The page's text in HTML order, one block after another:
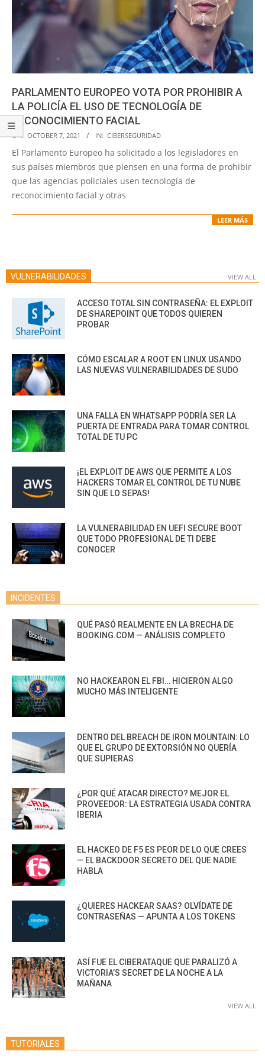
PARLAMENTO EUROPEO VOTA POR PROHIBIR A
LA POLICÍA EL USO DE TECNOLOGÍA DE
RECONOCIMIENTO FACIAL
2021-
10-
07
ON: OCTOBER 7, 2021 IN: CIBERSEGURIDAD
El Parlamento Europeo ha solicitado a los legisladores en
sus países miembros que piensen en una forma de prohibir
que las agencias policiales usen tecnología de
reconocimiento facial y otras
LEER MÁS
VULNERABILIDADES VIEW ALL
ACCESO TOTAL SIN CONTRASEÑA: EL EXPLOIT
DE SHAREPOINT QUE TODOS QUIEREN
PROBAR
CÓMO ESCALAR A ROOT EN LINUX USANDO
LAS NUEVAS VULNERABILIDADES DE SUDO
UNA FALLA EN WHATSAPP PODRÍA SER LA
PUERTA DE ENTRADA PARA TOMAR CONTROL
TOTAL DE TU PC
¡EL EXPLOIT DE AWS QUE PERMITE A LOS
HACKERS TOMAR EL CONTROL DE TU NUBE
SIN QUE LO SEPAS!
LA VULNERABILIDAD EN UEFI SECURE BOOT
QUE TODO PROFESIONAL DE TI DEBE
CONOCER
INCIDENTES
QUÉ PASÓ REALMENTE EN LA BRECHA DE
BOOKING.COM — ANÁLISIS COMPLETO
NO HACKEARON EL FBI… HICIERON ALGO
MUCHO MÁS INTELIGENTE
DENTRO DEL BREACH DE IRON MOUNTAIN: LO
QUE EL GRUPO DE EXTORSIÓN NO QUERÍA
QUE SUPIERAS
¿POR QUÉ ATACAR DIRECTO? MEJOR EL
PROVEEDOR: LA ESTRATEGIA USADA CONTRA
IBERIA
EL HACKEO DE F5 ES PEOR DE LO QUE CREES
— EL BACKDOOR SECRETO DEL QUE NADIE
HABLA
¿QUIERES HACKEAR SAAS? OLVÍDATE DE
CONTRASEÑAS — APUNTA A LOS TOKENS
ASÍ FUE EL CIBERATAQUE QUE PARALIZÓ A
VICTORIA’S SECRET DE LA NOCHE A LA
MAÑANA
VIEW ALL
TUTORIALES